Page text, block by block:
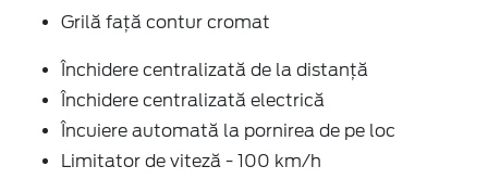
Grilă față contur cromat
Închidere centralizată de la distanţă
Închidere centralizată electrică
Încuiere automată la pornirea de pe loc
Limitator de viteză - 100 km/h